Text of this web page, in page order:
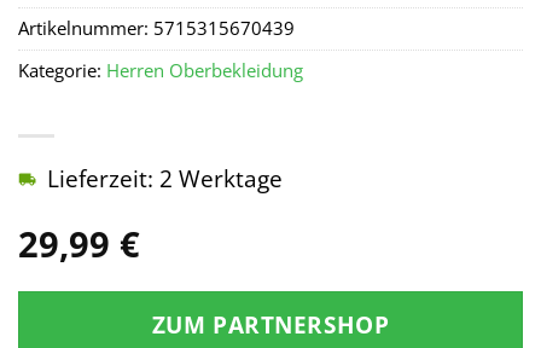
29,99 €
Lieferzeit: 2 Werktage
ZUM PARTNERSHOP
Artikelnummer: 5715315670439
Kategorie: Herren Oberbekleidung